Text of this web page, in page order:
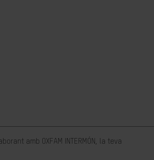
amb OXFAM INTERMÓN, la teva